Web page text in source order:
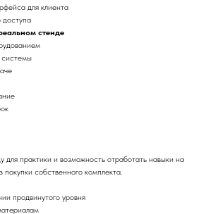
для клиента
стенде
для практики и возможность отработать навыки на
собственного комплекта.
продвинутого уровня